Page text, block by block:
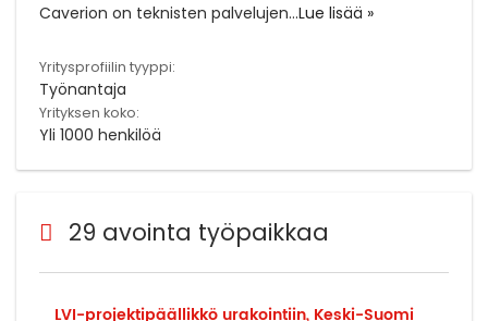
Caverion on teknisten palvelujen...Lue lisää »
Yritysprofiilin tyyppi:
Työnantaja
Yrityksen koko:
Yli 1000 henkilöä
29 avointa työpaikkaa
LVI-projektipäällikkö urakointiin, Keski-Suomi